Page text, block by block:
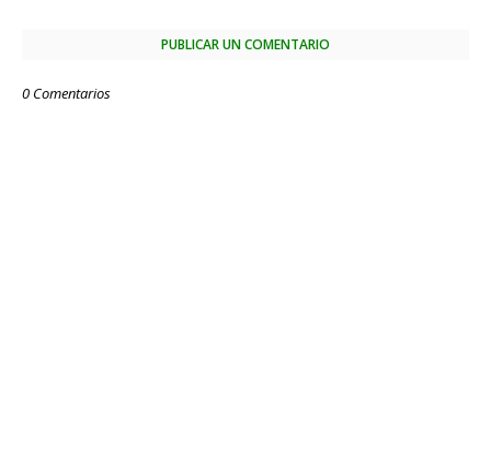
PUBLICAR UN COMENTARIO
0 Comentarios